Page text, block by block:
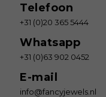
Telefoon
+31 (0)20 365 5444
Whatsapp
+31 (0)63 902 0452
E-mail
info@fancyjewels.nl